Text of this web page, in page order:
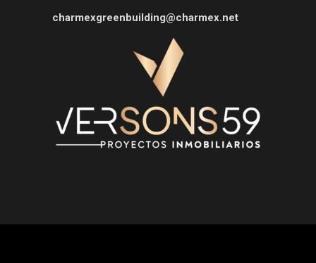
charmexgreenbuilding@charmex.net